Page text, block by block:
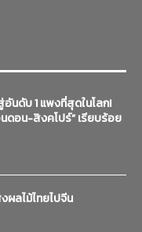
อันดับ 1 แพงที่สุดในโลก!
นดอน-สิงคโปร์” เรียบร้อย
ผลไม้ไทยไปจีน